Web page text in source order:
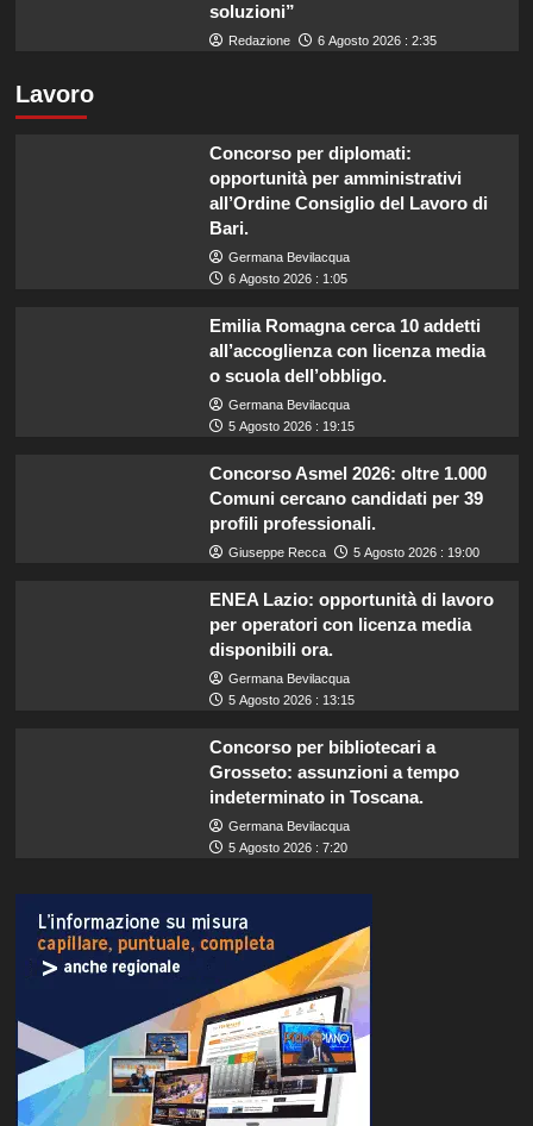
soluzioni”
Redazione 6 Agosto 2026 : 2:35
Lavoro
Concorso per diplomati:
opportunità per amministrativi
all’Ordine Consiglio del Lavoro di
Bari.
Germana Bevilacqua
6 Agosto 2026 : 1:05
Emilia Romagna cerca 10 addetti
all’accoglienza con licenza media
o scuola dell’obbligo.
Germana Bevilacqua
5 Agosto 2026 : 19:15
Concorso Asmel 2026: oltre 1.000
Comuni cercano candidati per 39
profili professionali.
Giuseppe Recca 5 Agosto 2026 : 19:00
ENEA Lazio: opportunità di lavoro
per operatori con licenza media
disponibili ora.
Germana Bevilacqua
5 Agosto 2026 : 13:15
Concorso per bibliotecari a
Grosseto: assunzioni a tempo
indeterminato in Toscana.
Germana Bevilacqua
5 Agosto 2026 : 7:20